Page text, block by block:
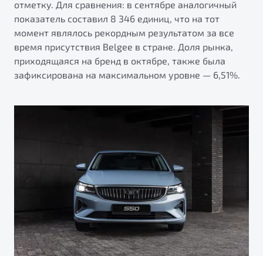
от 1 699 990 ₽*
Обзор В наличии
X70
Универсальный кроссовер
от 2 499 990 ₽*
Обзор В наличии
Подробно
Будьте еще более уверены на дорогах с программой
"Помощь на дорогах"
Преимущества программы
Запись на сервис
Калькулятор ТО
Клиентская поддержка
отметку. Для сравнения: в сентябре аналогичный
показатель составил 8 346 единиц, что на тот
момент являлось рекордным результатом за все
время присутствия Belgee в стране. Доля рынка,
приходящаяся на бренд в октябре, также была
зафиксирована на максимальном уровне — 6,51%.